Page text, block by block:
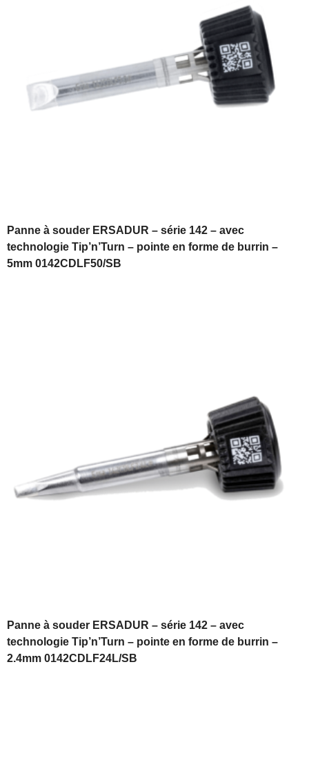
Panne à souder ERSADUR – série 142 – avec
technologie Tip’n’Turn – pointe en forme de burrin –
5mm 0142CDLF50/SB
Panne à souder ERSADUR – série 142 – avec
technologie Tip’n’Turn – pointe en forme de burrin –
2.4mm 0142CDLF24L/SB